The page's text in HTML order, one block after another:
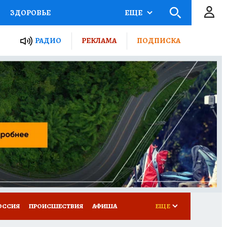
ЗДОРОВЬЕ
РОССИИ
ПУТЕВОДИТЕЛЬ
ТУРИЗМ
ПОТРЕБИТЕЛЯ ВСЕ О КП
ЕЩЕ
РАДИО РЕКЛАМА ПОДПИСКА
ПРОИСШЕСТВИЯ АФИША ЕЩЕ